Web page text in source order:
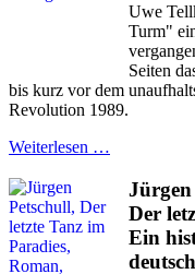
Uwe
Turm"
Seiten
bis kurz vor dem
Revolution 1989.
Weiterlesen …
Jürgen
Der
Ein